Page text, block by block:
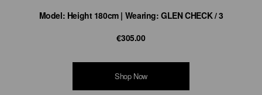
Model: Height 180cm | Wearing: GLEN CHECK / 3
€305.00
Shop Now